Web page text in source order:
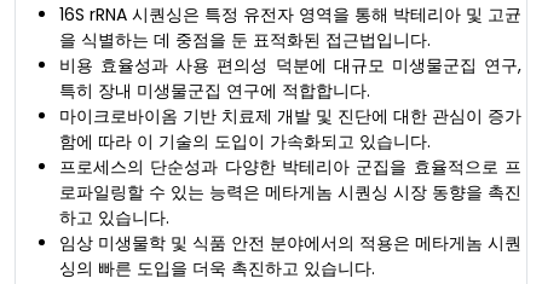
16S rRNA 시퀀싱은 특정 유전자 영역을 통해 박테리아 및 고균
을 식별하는 데 중점을 둔 표적화된 접근법입니다.
비용 효율성과 사용 편의성 덕분에 대규모 미생물군집 연구,
특히 장내 미생물군집 연구에 적합합니다.
마이크로바이옴 기반 치료제 개발 및 진단에 대한 관심이 증가
함에 따라 이 기술의 도입이 가속화되고 있습니다.
프로세스의 단순성과 다양한 박테리아 군집을 효율적으로 프
로파일링할 수 있는 능력은 메타게놈 시퀀싱 시장 동향을 촉진
하고 있습니다.
임상 미생물학 및 식품 안전 분야에서의 적용은 메타게놈 시퀀
싱의 빠른 도입을 더욱 촉진하고 있습니다.